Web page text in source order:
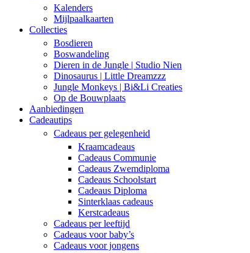
Kalenders
Mijlpaalkaarten
Collecties
Bosdieren
Boswandeling
Dieren in de Jungle | Studio Nien
Dinosaurus | Little Dreamzzz
Jungle Monkeys | Bi&Li Creaties
Op de Bouwplaats
Aanbiedingen
Cadeautips
Cadeaus per gelegenheid
Kraamcadeaus
Cadeaus Communie
Cadeaus Zwemdiploma
Cadeaus Schoolstart
Cadeaus Diploma
Sinterklaas cadeaus
Kerstcadeaus
Cadeaus per leeftijd
Cadeaus voor baby’s
Cadeaus voor jongens